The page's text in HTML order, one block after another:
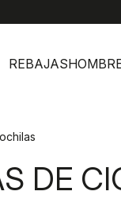
REBAJAS
DE